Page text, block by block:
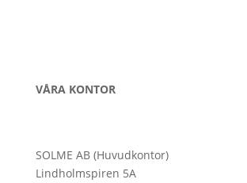
VÅRA KONTOR
SOLME AB (Huvudkontor)
Lindholmspiren 5A